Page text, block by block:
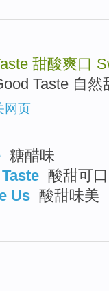
甜酸爽口
Taste 自然
网页
糖醋味
酸甜可口
Us 酸甜味美